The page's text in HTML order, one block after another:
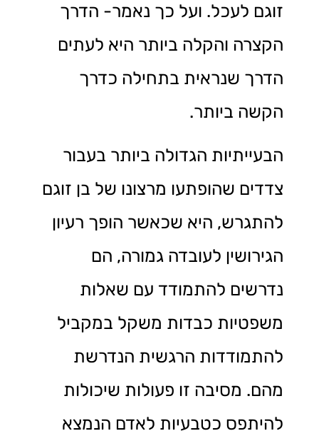
זוגם לעכל. ועל כך נאמר- הדרך
הקצרה והקלה ביותר היא לעתים
הדרך שנראית בתחילה כדרך
הקשה ביותר.
הבעייתיות הגדולה ביותר בעבור
צדדים שהופתעו מרצונו של בן זוגם
להתגרש, היא שכאשר הופך רעיון
הגירושין לעובדה גמורה, הם
נדרשים להתמודד עם שאלות
משפטיות כבדות משקל במקביל
להתמודדות הרגשית הנדרשת
מהם. מסיבה זו פעולות שיכולות
להיתפס כטבעיות לאדם הנמצא